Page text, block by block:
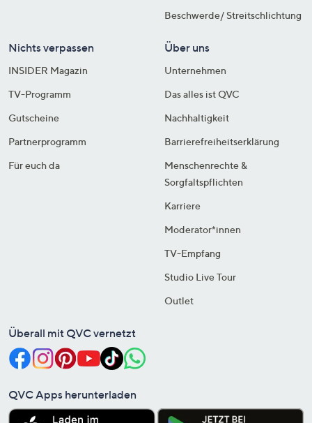
Beschwerde/ Streitschlichtung
Nichts verpassen
INSIDER Magazin
TV-Programm
Gutscheine
Partnerprogramm
Für euch da
Über uns
Unternehmen
Das alles ist QVC
Nachhaltigkeit
Barrierefreiheitserklärung
Menschenrechte &
Sorgfaltspflichten
Karriere
Moderator*innen
TV-Empfang
Studio Live Tour
Outlet
Überall mit QVC vernetzt
QVC Apps herunterladen